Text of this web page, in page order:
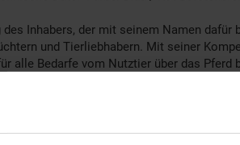
Inhabers, der mit seinem Namen
und Tierliebhabern. Mit seiner
alle Bedarfe vom Nutztier über das Pferd